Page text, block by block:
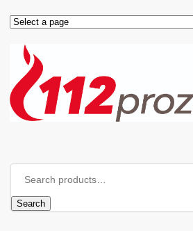
Search